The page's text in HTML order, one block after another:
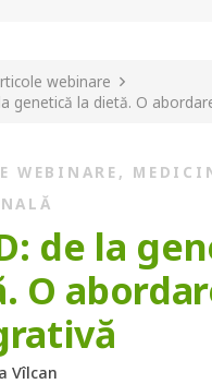
webinare
genetică la dietă. O
WEBINARE ,
de la
O
Vîlcan